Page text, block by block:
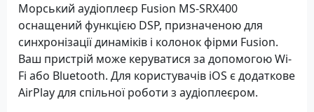
Морський аудіоплеєр Fusion MS-SRX400
оснащений функцією DSP, призначеною для
синхронізації динаміків і колонок фірми Fusion.
Ваш пристрій може керуватися за допомогою Wi-
Fi або Bluetooth. Для користувачів iOS є додаткове
AirPlay для спільної роботи з аудіоплеєром.